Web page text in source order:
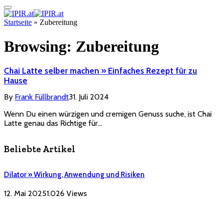
Startseite » Zubereitung
Browsing: Zubereitung
Chai Latte selber machen » Einfaches Rezept für zu
Hause
By Frank Füllbrandt31. Juli 2024
Wenn Du einen würzigen und cremigen Genuss suche, ist Chai
Latte genau das Richtige für…
Beliebte Artikel
Dilator » Wirkung, Anwendung und Risiken
12. Mai 20251.026 Views